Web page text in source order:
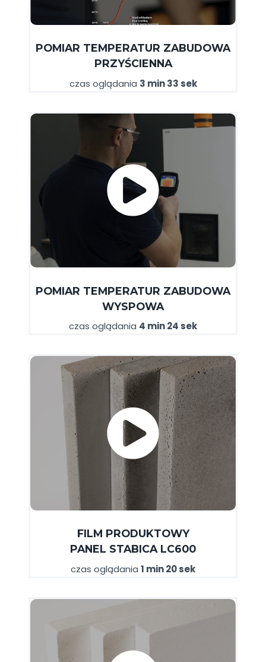
POMIAR TEMPERATUR ZABUDOWA
PRZYŚCIENNA
czas oglądania 3 min 33 sek
POMIAR TEMPERATUR ZABUDOWA
WYSPOWA
czas oglądania 4 min 24 sek
FILM PRODUKTOWY
PANEL STABICALC600
czas oglądania 1 min 20 sek